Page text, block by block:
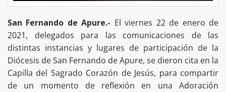
San Fernando de Apure.- El viernes 22 de enero de
2021, delegados para las comunicaciones de las
distintas instancias y lugares de participación de la
Diócesis de San Fernando de Apure, se dieron cita en la
Capilla del Sagrado Corazón de Jesús, para compartir
de un momento de reflexión en una Adoración